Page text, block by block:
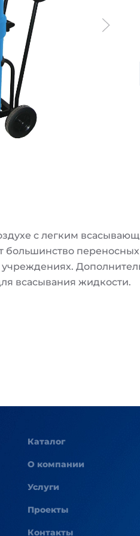
с легким
большинство
учреждениях.
всасывания жидкости.
Каталог
О компании
Услуги
Проекты
Контакты